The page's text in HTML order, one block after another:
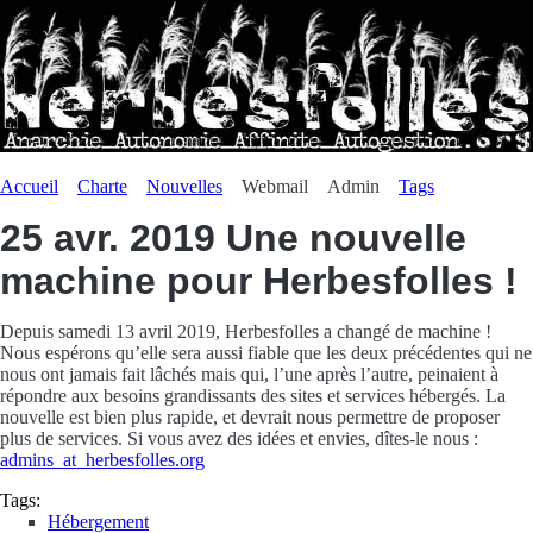
Accueil Charte Nouvelles Webmail Admin Tags
25 avr. 2019 Une nouvelle
machine pour Herbesfolles !
Depuis samedi 13 avril 2019, Herbesfolles a changé de machine !
Nous espérons qu’elle sera aussi fiable que les deux précédentes qui ne
nous ont jamais fait lâchés mais qui, l’une après l’autre, peinaient à
répondre aux besoins grandissants des sites et services hébergés. La
nouvelle est bien plus rapide, et devrait nous permettre de proposer
plus de services. Si vous avez des idées et envies, dîtes-le nous :
admins_at_herbesfolles.org
Tags:
Hébergement